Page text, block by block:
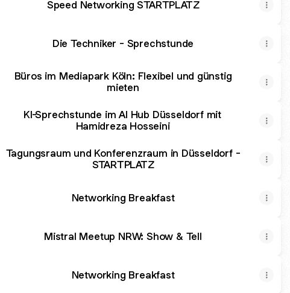
Speed Networking STARTPLATZ
Die Techniker - Sprechstunde
Büros im Mediapark Köln: Flexibel und günstig
mieten
KI-Sprechstunde im AI Hub Düsseldorf mit
Hamidreza Hosseini
Tagungsraum und Konferenzraum in Düsseldorf -
STARTPLATZ
Networking Breakfast
Mistral Meetup NRW: Show & Tell
Networking Breakfast